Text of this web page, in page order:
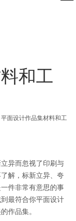
和工
平面设计作品集材料和工
异而忽视了印刷与
解，标新立异、夸
件非常有意思的事
最符合你平面设计
作品集。